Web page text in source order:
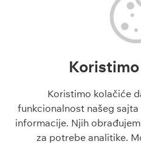
Liga Šampiona tipovi
Tiket dana
Besplatni tipovi 1x2
Koristimo kolačiće
funkcionalnost našeg
informacije. Njih
za potrebe analitike.